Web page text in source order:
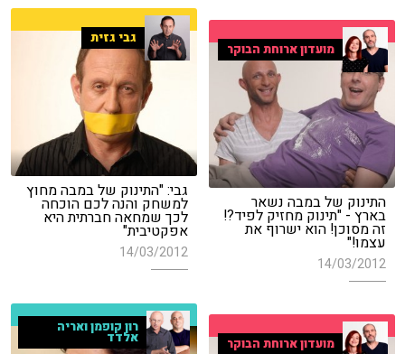
גבי גזית
גבי: "התינוק של במבה מחוץ
למשחק והנה לכם הוכחה
לכך שמחאה חברתית היא
אפקטיבית"
14/03/2012
מועדון ארוחת הבוקר
התינוק של במבה נשאר
בארץ - "תינוק מחזיק לפיד?!
זה מסוכן! הוא ישרוף את
עצמו!"
14/03/2012
רון קופמן ואריה
אלדד מועדון ארוחת הבוקר